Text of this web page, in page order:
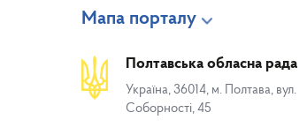
Мапа порталу
Полтавська обласна рада
Україна, 36014, м. Полтава, вул.
Соборності, 45